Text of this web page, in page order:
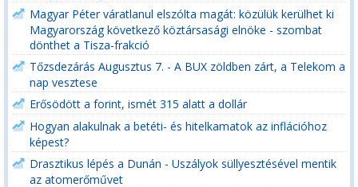
Magyar Péter váratlanul elszólta magát: közülük kerülhet ki
Magyarország következő köztársasági elnöke - szombat
dönthet a Tisza-frakció
Tőzsdezárás Augusztus 7. - A BUX zöldben zárt, a Telekom a
nap vesztese
Erősödött a forint, ismét 315 alatt a dollár
Hogyan alakulnak a betéti- és hitelkamatok az inflációhoz
képest?
Drasztikus lépés a Dunán - Uszályok süllyesztésével mentik
az atomerőművet